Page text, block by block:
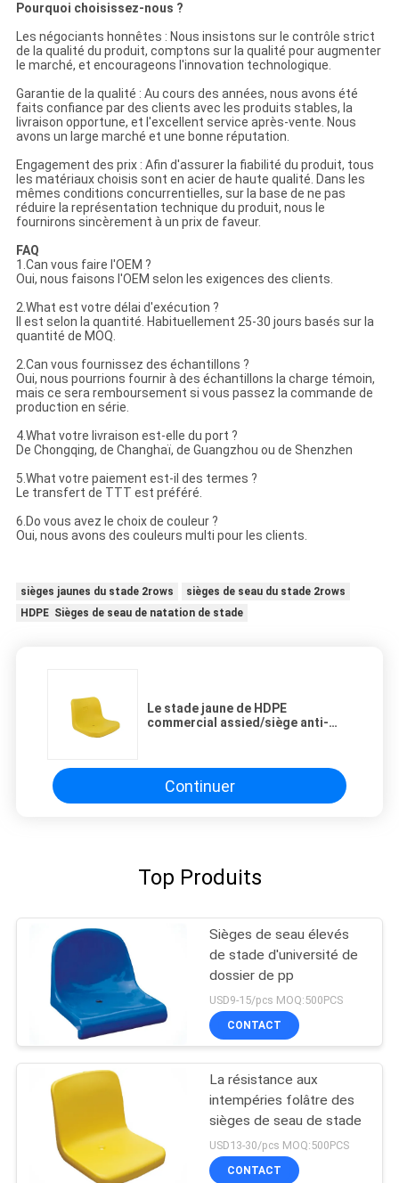
Pourquoi choisissez-nous ?
Les négociants honnêtes : Nous insistons sur le contrôle strict
de la qualité du produit, comptons sur la qualité pour augmenter
le marché, et encourageons l'innovation technologique.
Garantie de la qualité : Au cours des années, nous avons été
faits confiance par des clients avec les produits stables, la
livraison opportune, et l'excellent service après-vente. Nous
avons un large marché et une bonne réputation.
Engagement des prix : Afin d'assurer la fiabilité du produit, tous
les matériaux choisis sont en acier de haute qualité. Dans les
mêmes conditions concurrentielles, sur la base de ne pas
réduire la représentation technique du produit, nous le
fournirons sincèrement à un prix de faveur.
FAQ
1.Can vous faire l'OEM ?
Oui, nous faisons l'OEM selon les exigences des clients.
2.What est votre délai d'exécution ?
Il est selon la quantité. Habituellement 25-30 jours basés sur la
quantité de MOQ.
2.Can vous fournissez des échantillons ?
Oui, nous pourrions fournir à des échantillons la charge témoin,
mais ce sera remboursement si vous passez la commande de
production en série.
4.What votre livraison est-elle du port ?
De Chongqing, de Changhaï, de Guangzhou ou de Shenzhen
5.What votre paiement est-il des termes ?
Le transfert de TTT est préféré.
6.Do vous avez le choix de couleur ?
Oui, nous avons des couleurs multi pour les clients.
sièges jaunes du stade 2rows
sièges de seau du stade 2rows
HDPE Sièges de seau de natation de stade
Le stade jaune de HDPE
commercial assied/siège anti-
Continuer
Top Produits
Sièges de seau élevés
de stade d'université de
dossier de pp
USD9-15/pcs MOQ:500PCS
CONTACT
La résistance aux
intempéries folâtre des
sièges de seau de stade
USD13-30/pcs MOQ:500PCS
CONTACT